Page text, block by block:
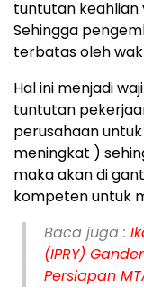
tuntutan keahlian
Sehingga
terbatas oleh
Hal ini menjadi
tuntutan
perusahaan
meningkat )
maka akan di
kompeten untuk
Baca juga :
(IPRY)
Persiapan